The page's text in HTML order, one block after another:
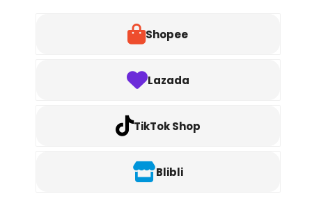
Shopee
Lazada
TikTok Shop
Blibli